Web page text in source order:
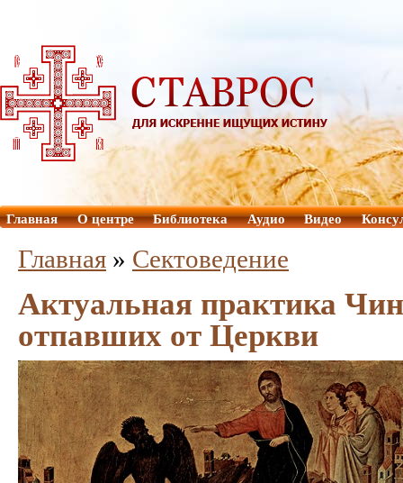
Главная О центре Библиотека Аудио Видео
Главная » Сектоведение
Актуальная практика
отпавших от Церкви